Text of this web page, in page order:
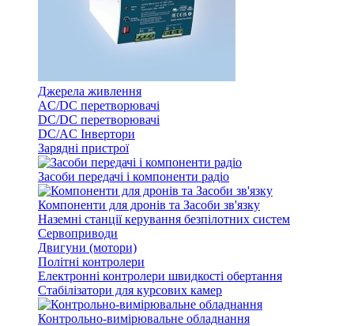
Джерела живлення
AC/DC перетворювачі
DC/DC перетворювачі
DC/AC Інвертори
Зарядні пристрої
Засоби передачі і компоненти радіо
Компоненти для дронів та Засоби зв'язку
Наземні станції керування безпілотних систем
Сервоприводи
Двигуни (мотори)
Політні контролери
Електронні контролери швидкості обертання
Стабілізатори для курсових камер
Контрольно-вимірювальне обладнання